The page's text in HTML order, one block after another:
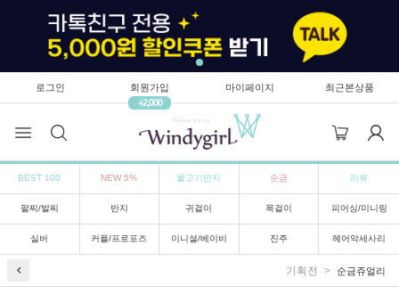
로그인
회원가입
+2,000
마이페이지 최근본상품
BEST 100 NEW 5% 물고기반지 순금 리뷰
팔찌/발찌 반지 귀걸이 목걸이 피어싱/미니링
실버 커플/프로포즈 이니셜/베이비 진주 헤어악세사리
기획전 순금쥬얼리